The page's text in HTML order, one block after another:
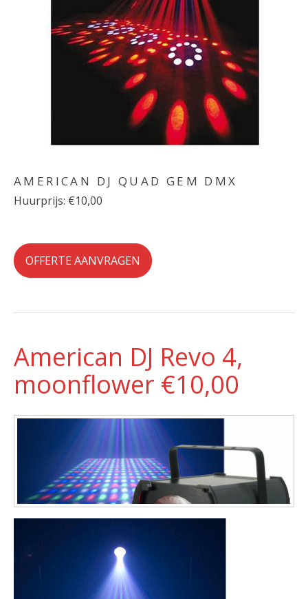
AMERICAN DJ QUAD GEM DMX
Huurprijs: €10,00
OFFERTE AANVRAGEN
American DJ Revo 4,
moonflower €10,00